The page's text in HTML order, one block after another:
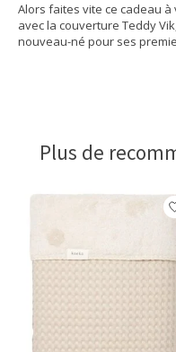
Alors faites vite ce cadeau
avec la couverture Teddy
nouveau-né pour ses
Plus de
Articles du carrousel